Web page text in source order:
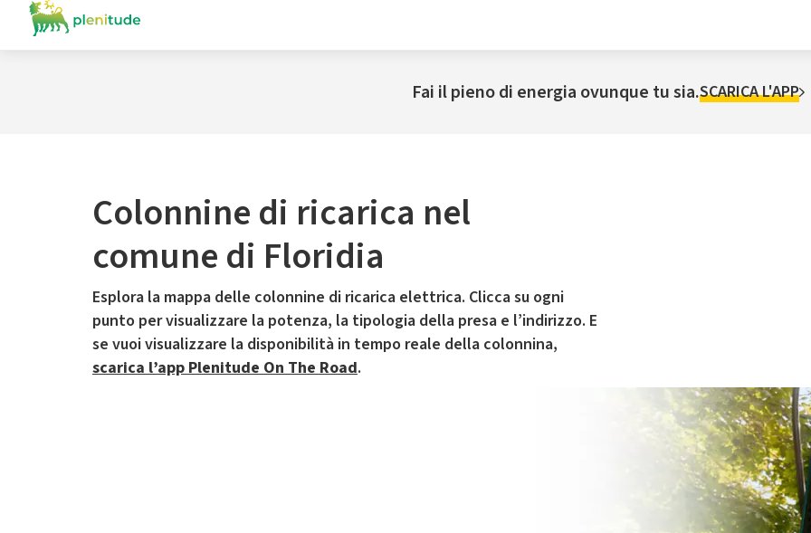
Fai il pieno di energia ovunque tu sia.SCARICA L'APP
Colonnine di ricarica nel
comune di Floridia
Esplora la mappa delle colonnine di ricarica elettrica. Clicca su ogni
punto per visualizzare la potenza, la tipologia della presa e l’indirizzo. E
se vuoi visualizzare la disponibilità in tempo reale della colonnina,
scarica l’app Plenitude On The Road.
Il servizio di mobilità elettrica è gestito da Plenitude On The Road